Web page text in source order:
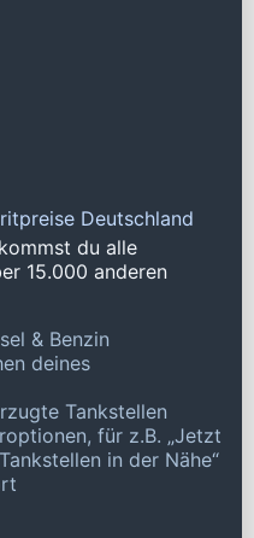
Deutschland
du alle
15.000 anderen
& Benzin
deines
Tankstellen
für z.B. „Jetzt
in der Nähe“